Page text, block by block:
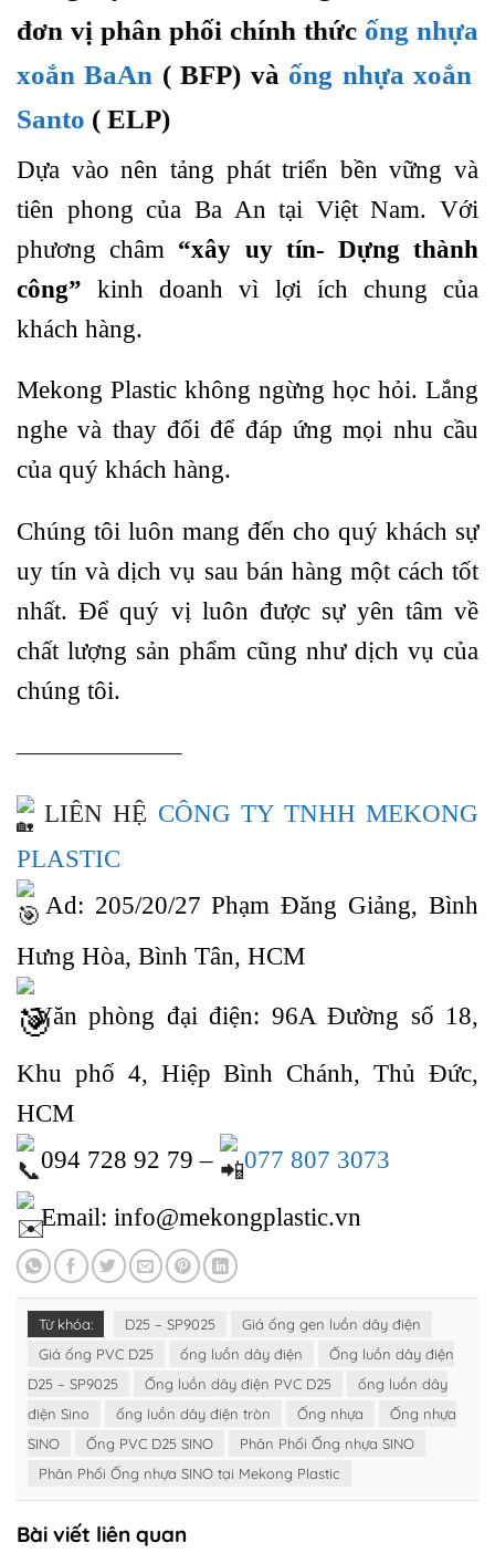
đơn vị phân phối chính thức ống nhựa
xoắn BaAn ( BFP) và ống nhựa xoắn
Santo ( ELP)
Dựa vào nên tảng phát triển bền vững và
tiên phong của Ba An tại Việt Nam. Với
phương châm “xây uy tín- Dựng thành
công” kinh doanh vì lợi ích chung của
khách hàng.
Mekong Plastic không ngừng học hỏi. Lắng
nghe và thay đổi để đáp ứng mọi nhu cầu
của quý khách hàng.
Chúng tôi luôn mang đến cho quý khách sự
uy tín và dịch vụ sau bán hàng một cách tốt
nhất. Để quý vị luôn được sự yên tâm về
chất lượng sản phẩm cũng như dịch vụ của
chúng tôi.
——————–
LIÊN HỆ CÔNG TY TNHH MEKONG
PLASTIC
Ad: 205/20/27 Phạm Đăng Giảng, Bình
Hưng Hòa, Bình Tân, HCM
Văn phòng đại điện: 96A Đường số 18,
Khu phố 4, Hiệp Bình Chánh, Thủ Đức,
HCM
094 728 92 79 –
077 807 3073
Email: info@mekongplastic.vn
Từ khóa: D25 – SP9025
Giá ống gen luồn dây điện
Giá ống PVC D25
ống luồn dây điện
Ống luồn dây điện
D25 – SP9025
Ống luồn dây điện PVC D25
ống luồn dây
điện Sino
ống luồn dây điện tròn Ống nhựa
Ống nhựa
SINO
Ống PVC D25 SINO
Phân Phối Ống nhựa SINO
Phân Phối Ống nhựa SINO tại Mekong Plastic
Bài viết liên quan